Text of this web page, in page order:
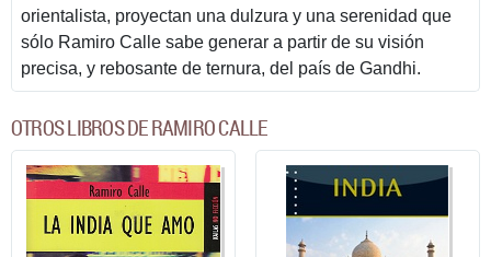
orientalista, proyectan una dulzura y una serenidad que
sólo Ramiro Calle sabe generar a partir de su visión
precisa, y rebosante de ternura, del país de Gandhi.
OTROS LIBROS DE RAMIRO CALLE